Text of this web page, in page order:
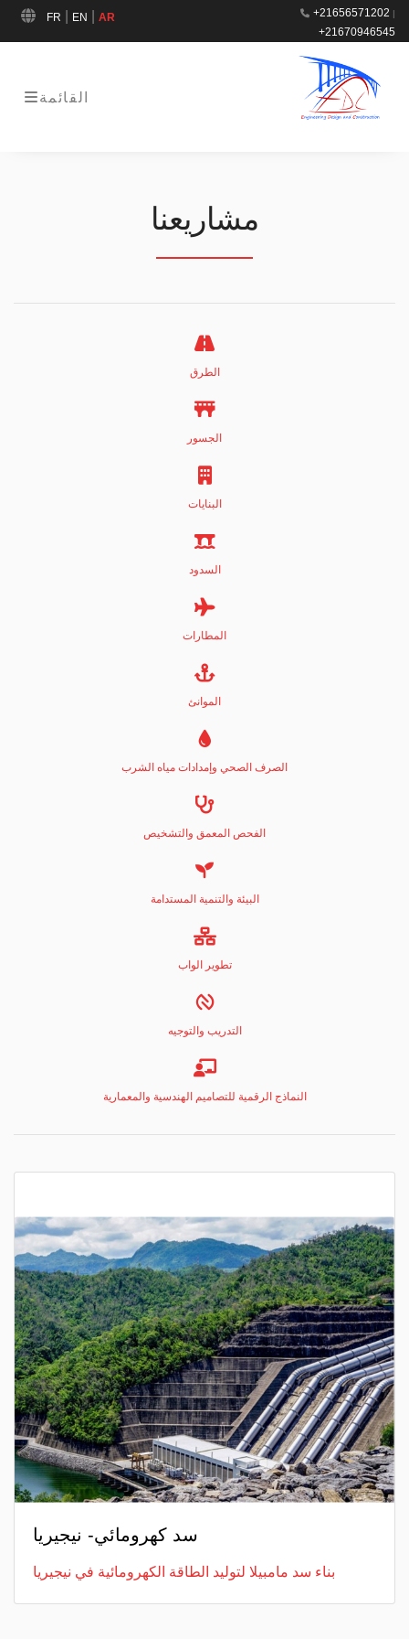
FR EN AR +21656571202 |
+21670946545
القائمة
مشاريعنا
الطرق
الجسور
البنايات
السدود
المطارات
الموانئ
الصرف الصحي وإمدادات مياه الشرب
الفحص المعمق والتشخيص
البيئة والتنمية المستدامة
تطوير الواب
التدريب والتوجيه
النماذج الرقمية للتصاميم الهندسية والمعمارية
سد كهرومائي- نيجيريا
بناء سد مامبيلا لتوليد الطاقة الكهرومائية في نيجيريا